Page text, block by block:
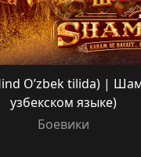
O’zbek tilida) |
узбекском языке)
Боевики